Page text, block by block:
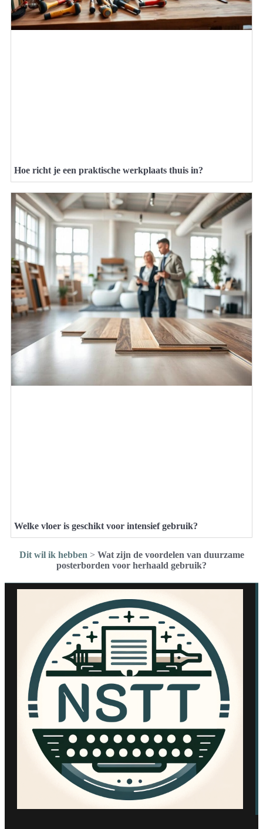
Hoe richt je een praktische werkplaats thuis in?
Welke vloer is geschikt voor intensief gebruik?
Dit wil ik hebben > Wat zijn de voordelen van duurzame
posterborden voor herhaald gebruik?